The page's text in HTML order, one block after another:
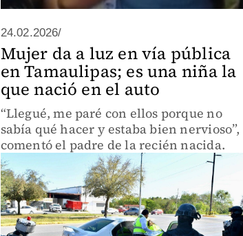
24.02.2026/
Mujer da a luz en vía pública
en Tamaulipas; es una niña la
que nació en el auto
“Llegué, me paré con ellos porque no
sabía qué hacer y estaba bien nervioso”,
comentó el padre de la recién nacida.